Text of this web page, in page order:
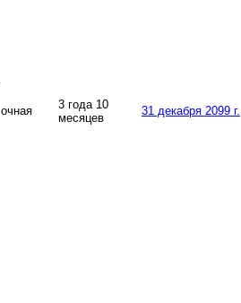
очная
3 года 10
месяцев
31 декабря 2099 г.